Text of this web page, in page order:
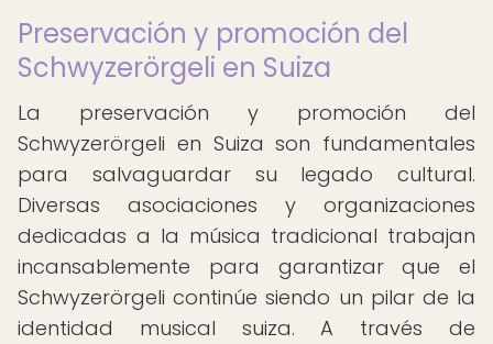
Preservación y promoción del
Schwyzerörgeli en Suiza
La preservación y promoción del
Schwyzerörgeli en Suiza son fundamentales
para salvaguardar su legado cultural.
Diversas asociaciones y organizaciones
dedicadas a la música tradicional trabajan
incansablemente para garantizar que el
Schwyzerörgeli continúe siendo un pilar de la
identidad musical suiza. A través de